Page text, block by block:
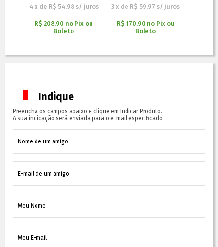
4 x de R$ 54,98 s/ juros
R$ 208,90 no Pix ou
Boleto
3 x de R$ 59,97 s/ juros
R$ 170,90 no Pix ou
Boleto
Indique
Preencha os campos abaixo e clique em Indicar Produto.
A sua indicação será enviada para o e-mail especificado.